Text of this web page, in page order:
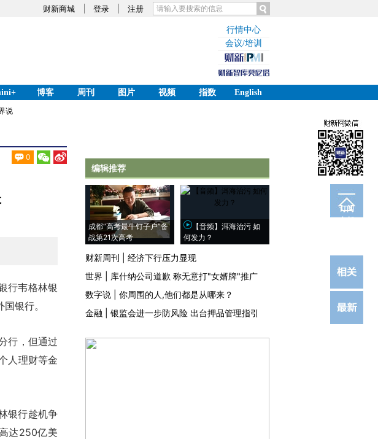
财新商城 登录 注册
行情中心
会议/培训
博客 周刊 图片 视频 指数
English
说
0
订阅
电邮
行韦格林银
银行。
行，但通过
人理财等金
银行趁机争
达250亿美
编辑推荐
成都“高考最牛钉子户”备
战第21次高考
【音频】洱海治污 如
何发力？
财新周刊
经济下行压力显现
世界
库什纳公司道歉 称无意打"女婿牌"推广
数字说
你周围的人,他们都是从哪来？
金融
银监会进一步防风险 出台押品管理指引